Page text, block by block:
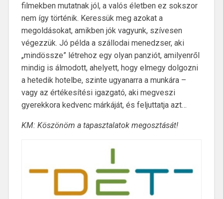
filmekben mutatnak jól, a valós életben ez sokszor
nem így történik. Keressük meg azokat a
megoldásokat, amikben jók vagyunk, szívesen
végezzük. Jó példa a szállodai menedzser, aki
„mindössze” létrehoz egy olyan panziót, amilyenről
mindig is álmodott, ahelyett, hogy elmegy dolgozni
a hetedik hotelbe, szinte ugyanarra a munkára –
vagy az értékesítési igazgató, aki megveszi
gyerekkora kedvenc márkáját, és feljuttatja azt…
KM: Köszönöm a tapasztalatok megosztását!